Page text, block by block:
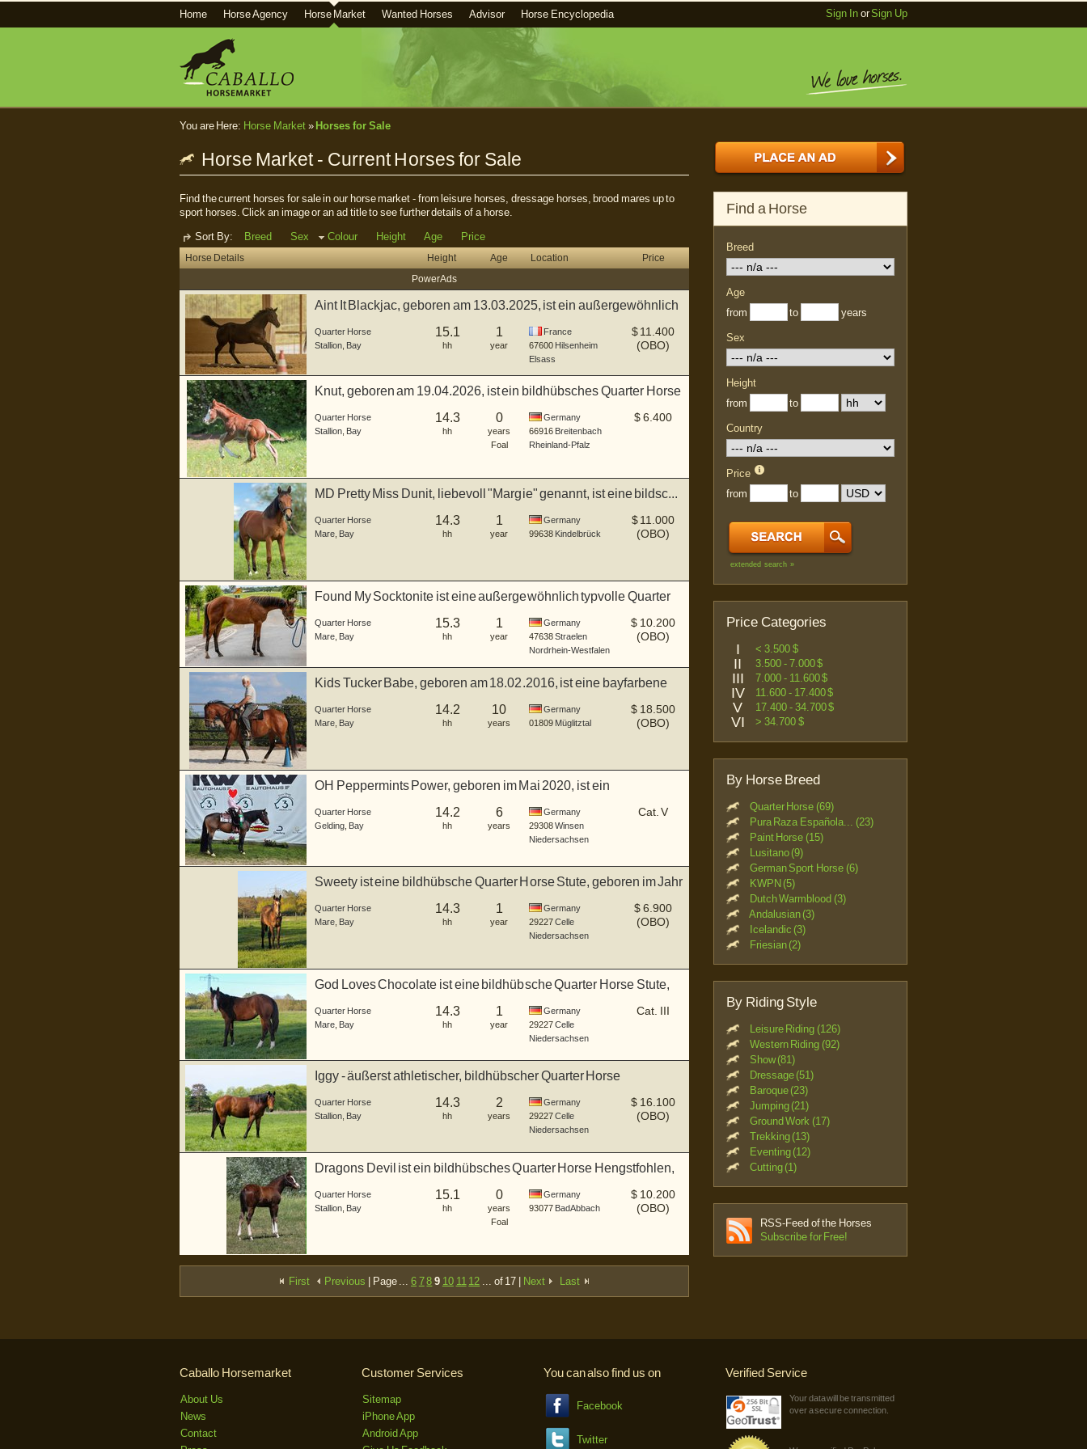
Home Horse Agency Horse Market Wanted Horses Advisor Horse Encyclopedia Sign InorSign Up
You are Here: Horse Market» Horses for Sale
Horse Market - Current Horses for Sale
Find the current horses for sale in our horse market - from leisure horses, dressage horses, brood mares up to
sport horses. Click an image or an ad title to see further details of a horse.
Sort By:
Breed Sex Colour Height Age Price
Horse Details Height Age Location
Price
Power Ads
Aint It Blackjac, geboren am 13.03.2025, ist ein außergewöhnlich
Quarter Horse
Stallion Bay
15.1
hh
1
year
France
67600 Hilsenheim
Elsass
$ 11.400
(OBO)
Knut, geboren am 19.04.2026, ist ein bildhübsches Quarter Horse
Quarter Horse
Stallion Bay
14.3
hh
0
years
Foal
Germany
66916 Breitenbach
Rheinland-Pfalz
$6.400
MD Pretty Miss Dunit, liebevoll "Margie" genannt, ist eine bildsc...
Quarter Horse
Mare Bay
14.3
hh
1
year
Germany
99638 Kindelbrück
$ 11.000
(OBO)
Found My Socktonite ist eine außergewöhnlich typvolle Quarter
Quarter Horse
Mare Bay
15.3
hh
1
year
Germany
47638Straelen
Nordrhein-Westfalen
$ 10.200
(OBO)
Kids Tucker Babe, geboren am 18.02.2016, ist eine bayfarbene
Quarter Horse
Mare Bay
14.2
hh
10
years
Germany
01809 Müglitztal
$ 18.500
(OBO)
OH Peppermints Power, geboren im Mai 2020, ist ein
Quarter Horse
Gelding Bay
14.2
hh
6
years
Germany
29308Winsen
Niedersachsen
Cat. V
Sweety ist eine bildhübsche Quarter Horse Stute, geboren im Jahr
Quarter Horse
Mare Bay
14.3
hh
1
year
Germany
29227Celle
Niedersachsen
$6.900
(OBO)
God Loves Chocolate ist eine bildhübsche Quarter Horse Stute,
Quarter Horse
Mare Bay
14.3
hh
1
year
Germany
29227Celle
Niedersachsen
Cat. III
Iggy - äußerst athletischer, bildhübscher Quarter Horse
Quarter Horse
Stallion Bay
14.3
hh
2
years
Germany
29227Celle
Niedersachsen
$ 16.100
(OBO)
Dragons Devil ist ein bildhübsches Quarter Horse Hengstfohlen,
Quarter Horse
Stallion Bay
15.1
hh
0
years
Foal
Germany
93077 Bad Abbach
$ 10.200
(OBO)
First Previous | Page ...6 78 9 10 11 12 ... of 17 | Next Last
Find a Horse
Breed
Age
from
to years
Sex
Height
from
to
Country
Price
from
to
extended search »
Price Categories
I < 3.500 $
II 3.500 - 7.000 $
III 7.000 - 11.600 $
IV 11.600 - 17.400 $
V 17.400 - 34.700 $
VI > 34.700 $
By Horse Breed
Quarter Horse (69)
Pura Raza Española... (23)
Paint Horse (15)
Lusitano (9)
German Sport Horse (6)
KWPN (5)
Dutch Warmblood (3)
Andalusian (3)
Icelandic (3)
Friesian (2)
By Riding Style
Leisure Riding (126)
Western Riding (92)
Show (81)
Dressage (51)
Baroque (23)
Jumping (21)
Ground Work (17)
Trekking (13)
Eventing (12)
Cutting (1)
RSS-Feed of the Horses
Subscribe for Free!
Caballo Horsemarket
About Us
News
Contact
Customer Services
Sitemap
iPhone App
Android App
You can also find us on
Facebook
Twitter
Verified Service
Your data will be transmitted
over a secure connection.